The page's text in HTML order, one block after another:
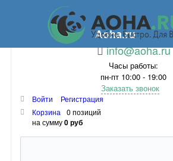
Aoha.ru
info@aoha.ru
Часы работы:
пн-пт 10:00 - 19:00
Заказать звонок
Войти
Регистрация
Корзина
0 позиций
на сумму0 руб